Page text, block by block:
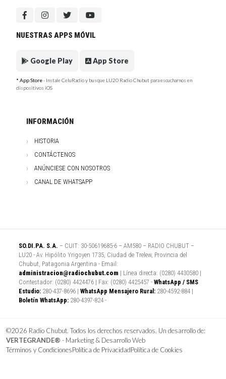
NUESTRAS APPS MÓVIL
Google Play App Store
* App Store- Instale CeluRadio y busque LU20 Radio Chubut para escucharnos en
dispositivos iOS
INFORMACIÓN
HISTORIA
CONTÁCTENOS
ANÚNCIESE CON NOSOTROS
CANAL DE WHATSAPP
SO.DI.PA. S.A. – CUIT: 30-50619685-6 – AM580 – RADIO CHUBUT –
LU20 - Av. Hipólito Yrigoyen 1735, Ciudad de Trelew, Provincia del
Chubut, Patagonia Argentina - Email:
administracion@radiochubut.com | Línea directa: (0280) 4430580 |
Contestador: (0280) 4424476 | Fax: (0280) 4425457 - WhatsApp / SMS
Estudio: 280-437-8696 | WhatsApp Mensajero Rural: 280-4592-884 |
Boletín WhatsApp: 280-4397-824 -
©2026 Radio Chubut. Todos los derechos reservados. Un desarrollo de:
VERTEGRANDE® - Marketing & Desarrollo Web
Términos y CondicionesPolítica de PrivacidadPolítica de Cookies